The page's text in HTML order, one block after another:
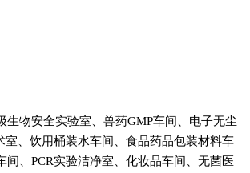
生物安全实验室、兽药GMP车间、电子无尘
室、饮用桶装水车间、食品药品包装材料车
间、PCR实验洁净室、化妆品车间、无菌医